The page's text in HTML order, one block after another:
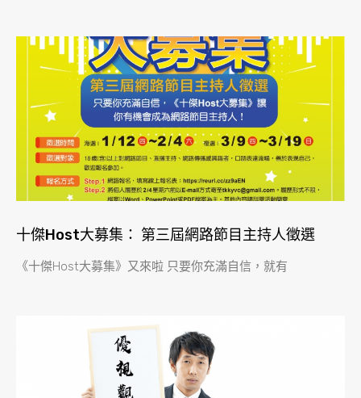
十傑Host大募集： 第三屆網路節目主持人徵選
《十傑Host大募集》又來啦 只要你充滿自信，就有